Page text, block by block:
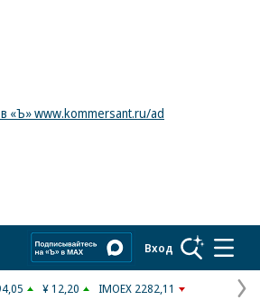
«Ъ» www.kommersant.ru/ad
Вход
¥ 12,20 IMOEX 2282,11